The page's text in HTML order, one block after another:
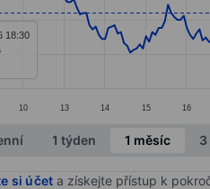
has 1 Y axis displaying
10 13 14 15 16
18:30
chart.
1 týden 1 měsíc 3
si účet a získejte přístup k